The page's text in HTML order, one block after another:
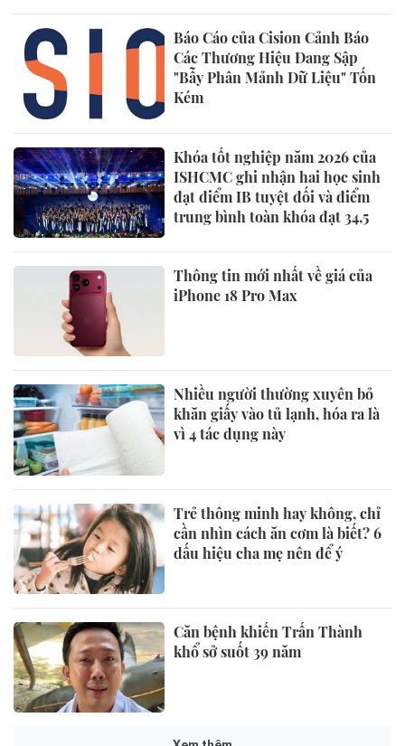
Báo Cáo của Cision Cảnh Báo
Các Thương Hiệu Đang Sập
"Bẫy Phân Mảnh Dữ Liệu" Tốn
Kém
Khóa tốt nghiệp năm 2026 của
ISHCMC ghi nhận hai học sinh
đạt điểm IB tuyệt đối và điểm
trung bình toàn khóa đạt 34,5
Thông tin mới nhất về giá của
iPhone 18 Pro Max
Nhiều người thường xuyên bỏ
khăn giấy vào tủ lạnh, hóa ra là
vì 4 tác dụng này
Trẻ thông minh hay không, chỉ
cần nhìn cách ăn cơm là biết? 6
dấu hiệu cha mẹ nên để ý
Căn bệnh khiến Trấn Thành
khổ sở suốt 39 năm